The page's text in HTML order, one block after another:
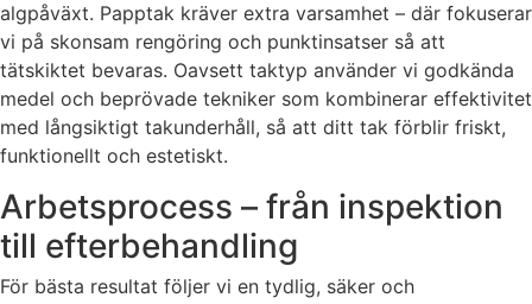
algpåväxt. Papptak kräver extra varsamhet – där fokuserar
vi på skonsam rengöring och punktinsatser så att
tätskiktet bevaras. Oavsett taktyp använder vi godkända
medel och beprövade tekniker som kombinerar effektivitet
med långsiktigt takunderhåll, så att ditt tak förblir friskt,
funktionellt och estetiskt.
Arbetsprocess – från inspektion
till efterbehandling
För bästa resultat följer vi en tydlig, säker och